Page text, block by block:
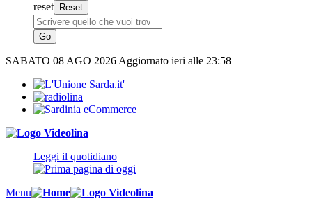
reset
SABATO 08 AGO 2026 Aggiornato ieri alle 23:58
Leggi il quotidiano
Menu